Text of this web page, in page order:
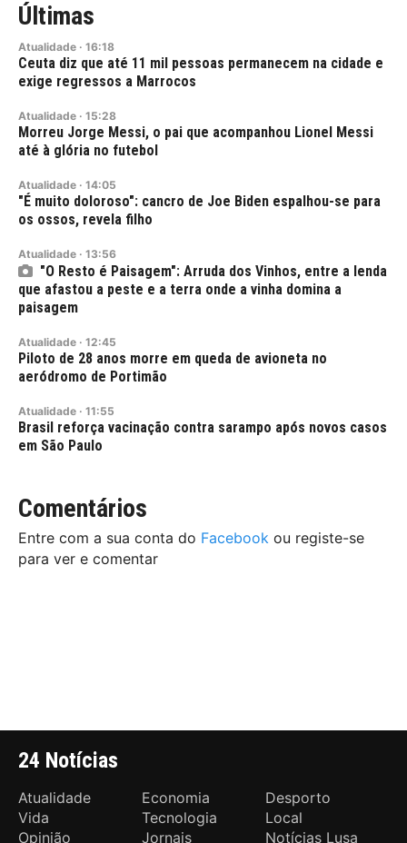
Últimas
Atualidade · 16:18
Ceuta diz que até 11 mil pessoas permanecem na cidade e
exige regressos a Marrocos
Atualidade · 15:28
Morreu Jorge Messi, o pai que acompanhou Lionel Messi
até à glória no futebol
Atualidade · 14:05
"É muito doloroso": cancro de Joe Biden espalhou-se para
os ossos, revela filho
Atualidade · 13:56
"O Resto é Paisagem": Arruda dos Vinhos, entre a lenda
que afastou a peste e a terra onde a vinha domina a
paisagem
Atualidade · 12:45
Piloto de 28 anos morre em queda de avioneta no
aeródromo de Portimão
Atualidade · 11:55
Brasil reforça vacinação contra sarampo após novos casos
em São Paulo
Comentários
Entre com a sua conta do Facebook ou registe-se
para ver e comentar
24 Notícias
Atualidade Economia
Desporto
Vida
Tecnologia
Local
Opinião
Jornais Notícias Lusa